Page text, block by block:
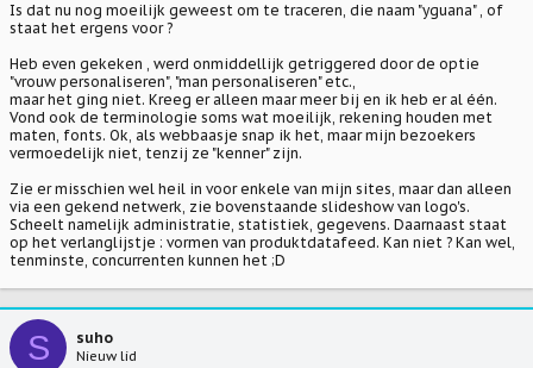
Is dat nu nog moeilijk geweest om te traceren, die naam "yguana" , of
staat het ergens voor ?
Heb even gekeken , werd onmiddellijk getriggered door de optie
"vrouw personaliseren", "man personaliseren" etc.,
maar het ging niet. Kreeg er alleen maar meer bij en ik heb er al één.
Vond ook de terminologie soms wat moeilijk, rekening houden met
maten, fonts. Ok, als webbaasje snap ik het, maar mijn bezoekers
vermoedelijk niet, tenzij ze "kenner" zijn.
Zie er misschien wel heil in voor enkele van mijn sites, maar dan alleen
via een gekend netwerk, zie bovenstaande slideshow van logo's.
Scheelt namelijk administratie, statistiek, gegevens. Daarnaast staat
op het verlanglijstje : vormen van produktdatafeed. Kan niet ? Kan wel,
tenminste, concurrenten kunnen het ;D
S suho
Nieuw lid